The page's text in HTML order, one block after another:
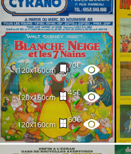
120x160cm
70€
✔
120x160cm
45€
✔
120x160cm
60€
✔
40x60cm
15€